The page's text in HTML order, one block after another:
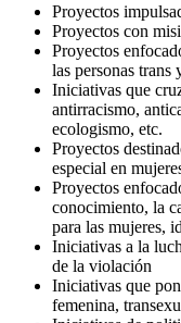
Proyectos
Proyectos con
Proyectos
las personas trans
Iniciativas que
antirracismo,
ecologismo, etc.
Proyectos
especial en
Proyectos
conocimiento, la
para las mujeres,
Iniciativas a la
de la violación
Iniciativas que
femenina,